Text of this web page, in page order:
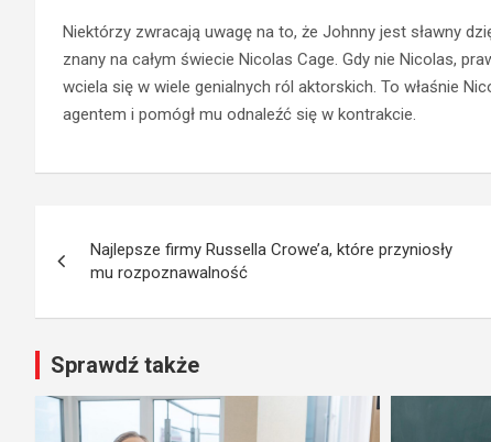
Niektórzy zwracają uwagę na to, że Johnny jest sławny
znany na całym świecie Nicolas Cage. Gdy nie Nicolas,
wciela się w wiele genialnych ról aktorskich. To właśnie
agentem i pomógł mu odnaleźć się w kontrakcie.
wpisu
Najlepsze firmy Russella Crowe’a, które przyniosły
mu rozpoznawalność
Sprawdź także